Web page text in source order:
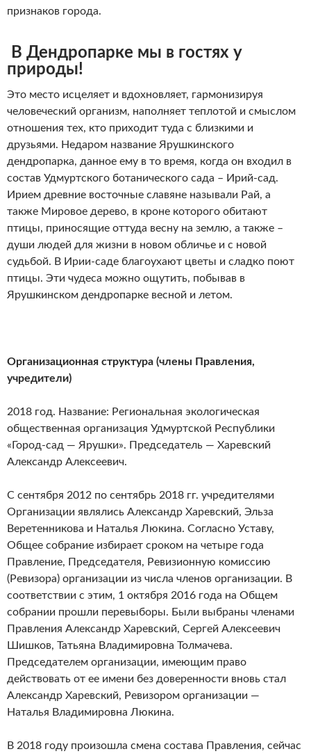
признаков города.
В Дендропарке мы в гостях у
природы!
Это место исцеляет и вдохновляет, гармонизируя
человеческий организм, наполняет теплотой и смыслом
отношения тех, кто приходит туда с близкими и
друзьями. Недаром название Ярушкинского
дендропарка, данное ему в то время, когда он входил в
состав Удмуртского ботанического сада – Ирий-сад.
Ирием древние восточные славяне называли Рай, а
также Мировое дерево, в кроне которого обитают
птицы, приносящие оттуда весну на землю, а также –
души людей для жизни в новом обличье и с новой
судьбой. В Ирии-саде благоухают цветы и сладко поют
птицы. Эти чудеса можно ощутить, побывав в
Ярушкинском дендропарке весной и летом.
Организационная структура (члены Правления,
учредители)
2018 год. Название: Региональная экологическая
общественная организация Удмуртской Республики
«Город-сад — Ярушки». Председатель — Харевский
Александр Алексеевич.
С сентября 2012 по сентябрь 2018 гг. учредителями
Организации являлись Александр Харевский, Эльза
Веретенникова и Наталья Люкина. Согласно Уставу,
Общее собрание избирает сроком на четыре года
Правление, Председателя, Ревизионную комиссию
(Ревизора) организации из числа членов организации. В
соответствии с этим, 1 октября 2016 года на Общем
собрании прошли перевыборы. Были выбраны членами
Правления Александр Харевский, Сергей Алексеевич
Шишков, Татьяна Владимировна Толмачева.
Председателем организации, имеющим право
действовать от ее имени без доверенности вновь стал
Александр Харевский, Ревизором организации —
Наталья Владимировна Люкина.
В 2018 году произошла смена состава Правления, сейчас